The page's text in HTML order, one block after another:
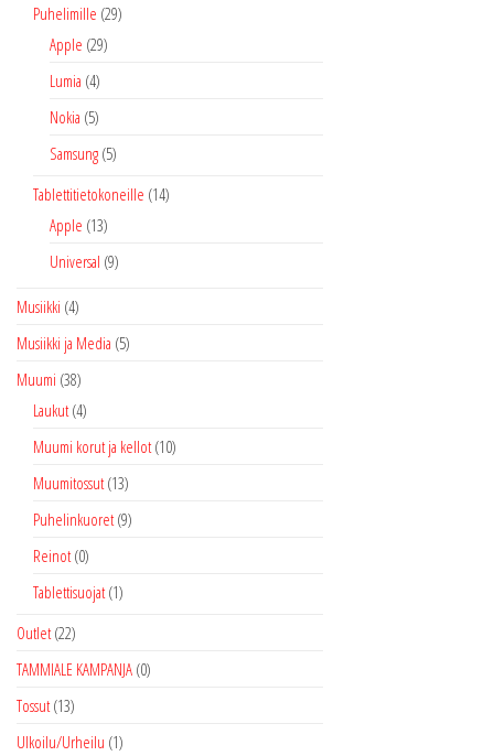
Puhelimille (29)
Apple (29)
Lumia (4)
Nokia (5)
Samsung (5)
Tablettitietokoneille (14)
Apple (13)
Universal (9)
Musiikki (4)
Musiikki ja Media (5)
Muumi (38)
Laukut (4)
Muumi korut ja kellot (10)
Muumitossut (13)
Puhelinkuoret (9)
Reinot (0)
Tablettisuojat (1)
Outlet (22)
TAMMIALE KAMPANJA (0)
Tossut (13)
Ulkoilu/Urheilu (1)